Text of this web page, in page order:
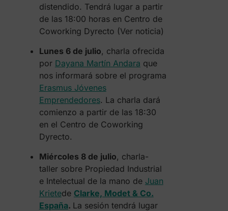
distendido. Tendrá lugar a partir
de las 18:00 horas en Centro de
Coworking Dyrecto (Ver noticia)
Lunes 6 de julio, charla ofrecida
por Dayana Martín Andara que
nos informará sobre el programa
Erasmus Jóvenes
Emprendedores. La charla dará
comienzo a partir de las 18:30
en el Centro de Coworking
Dyrecto.
Miércoles 8 de julio, charla-
taller sobre Propiedad Industrial
e Intelectual de la mano de Juan
Krietede Clarke, Modet & Co.
España. La sesión tendrá lugar